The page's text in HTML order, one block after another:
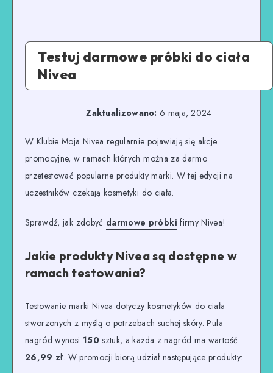
Testuj darmowe próbki do ciała
Nivea
Zaktualizowano: 6 maja, 2024
W Klubie Moja Nivea regularnie pojawiają się akcje
promocyjne, w ramach których można za darmo
przetestować popularne produkty marki. W tej edycji na
uczestników czekają kosmetyki do ciała.
Sprawdź, jak zdobyć darmowe próbki firmy Nivea!
Jakie produkty Nivea są dostępne w
ramach testowania?
Testowanie marki Nivea dotyczy kosmetyków do ciała
stworzonych z myślą o potrzebach suchej skóry. Pula
nagród wynosi 150sztuk, a każda z nagród ma wartość
26,99 zł. W promocji biorą udział następujące produkty: